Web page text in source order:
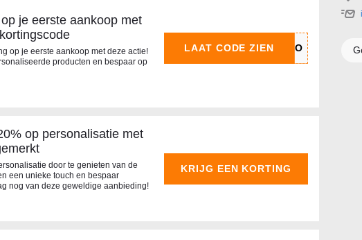
je eerste aankoop met
op je eerste aankoop met deze actie!
producten en bespaar op
LAAT CODE ZIEN
op personalisatie met
door te genieten van de
een unieke touch en bespaar
nog van deze geweldige aanbieding!
KRIJG EEN KORTING